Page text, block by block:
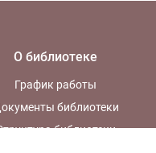
О библиотеке
График работы
библиотеки
библиотеки